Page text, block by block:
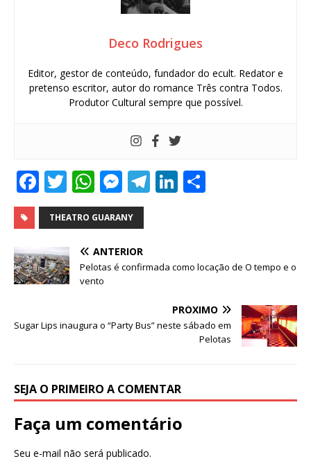
Deco Rodrigues
Editor, gestor de conteúdo, fundador do ecult. Redator e
pretenso escritor, autor do romance Três contra Todos.
Produtor Cultural sempre que possível.
F
a
c
e
b
o
o
k
T
w
it
te
r
W
h
at
s
A
p
M
e
ss
e
n
e
r
T
ra
Li
dI
THEATRO GUARANY
ANTERIOR
Pelotas é confirmada como locação de O tempo e o
vento
PRÓXIMO
Sugar Lips inaugura o “Party Bus” neste sábado em
Pelotas
SEJA O PRIMEIRO A COMENTAR
Faça um comentário
Seu e-mail não será publicado.